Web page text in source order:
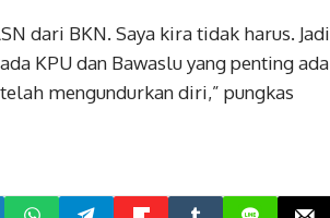
dari BKN. Saya kira tidak harus. Jadi
KPU dan Bawaslu yang penting ada
mengundurkan diri,” pungkas